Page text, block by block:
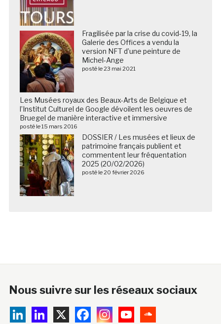
Fragilisée par la crise du covid-19, la
Galerie des Offices a vendu la
version NFT d’une peinture de
Michel-Ange
posté le 23 mai 2021
Les Musées royaux des Beaux-Arts de Belgique et
l’Institut Culturel de Google dévoilent les oeuvres de
Bruegel de manière interactive et immersive
posté le 15 mars 2016
DOSSIER / Les musées et lieux de
patrimoine français publient et
commentent leur fréquentation
2025 (20/02/2026)
posté le 20 février 2026
Nous suivre sur les réseaux sociaux